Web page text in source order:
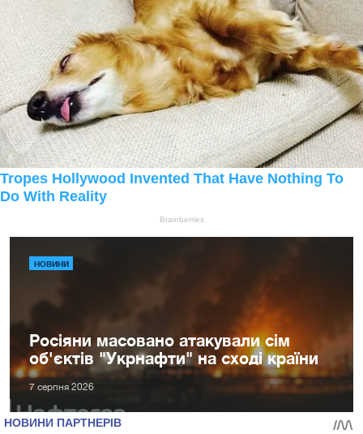
НОВИНИ
Росіяни масовано атакували сім
об'єктів "Укрнафти" на сході країни
7 серпня 2026